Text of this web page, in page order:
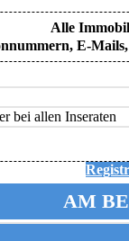
Alle
E-
bei allen Inseraten
AM